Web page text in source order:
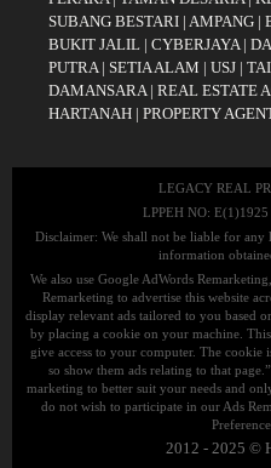
SUBANG BESTARI | AMPANG |
BUKIT JALIL | CYBERJAYA|
PUTRA| SETIA ALAM | USJ |
DAMANSARA| REAL ESTATE
HARTANAH | PROPERTY
LEGACY REAL
LPPEH NO:
Disclaimer: We shall not be liable for any
information
We also use Google AdWords
Remarketing to advertise this website
display relevant ads tailored to you based
by placing a cookie on your machine.
give access to your computer. The cookie
so show them ads relating to that
marketing to better suit your needs and
do not wish to participate in our Ads
2012 - 2025 ©